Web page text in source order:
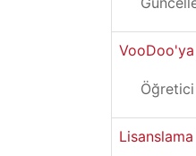
Öğretici